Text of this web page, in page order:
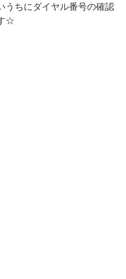
うちにダイヤル番号の確認
☆